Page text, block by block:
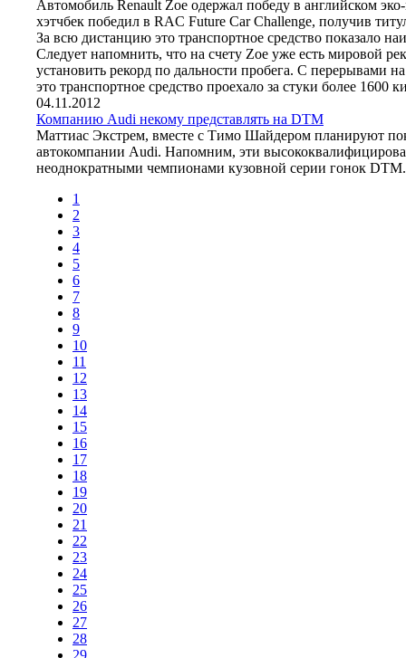
Автомобиль Renault Zoe одержал победу в английском
хэтчбек победил в RAC Future Car Challenge, получив
За всю дистанцию это транспортное средство показало
Следует напомнить, что на счету Zoe уже есть мировой
установить рекорд по дальности пробега. С перерывами
это транспортное средство проехало за стуки более 1600
04.11.2012
Компанию Audi некому представлять на DTM
Маттиас Экстрем, вместе с Тимо Шайдером планируют
автокомпании Audi. Напомним, эти
неоднократными чемпионами кузовной серии гонок DTM.
1
2
3
4
5
6
7
8
9
10
11
12
13
14
15
16
17
18
19
20
21
22
23
24
25
26
27
28
29